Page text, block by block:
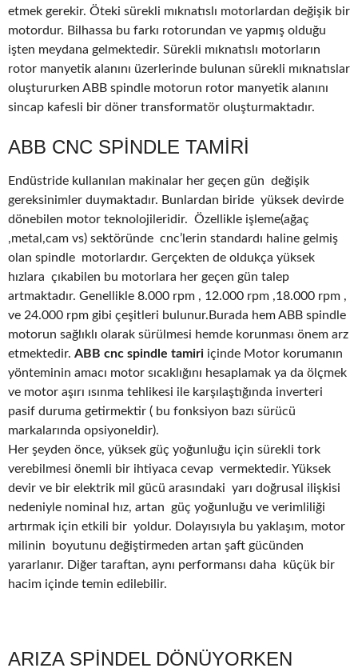
etmek gerekir. Öteki sürekli mıknatıslı motorlardan değişik bir
motordur. Bilhassa bu farkı rotorundan ve yapmış olduğu
işten meydana gelmektedir. Sürekli mıknatıslı motorların
rotor manyetik alanını üzerlerinde bulunan sürekli mıknatıslar
oluştururken ABB spindle motorun rotor manyetik alanını
sincap kafesli bir döner transformatör oluşturmaktadır.
ABB CNC SPINDLE TAMIRI
Endüstride kullanılan makinalar her geçen gün değişik
gereksinimler duymaktadır. Bunlardan biride yüksek devirde
dönebilen motor teknolojileridir. Özellikle işleme(ağaç
,metal,cam vs) sektöründe cnc’lerin standardı haline gelmiş
olan spindle motorlardır. Gerçekten de oldukça yüksek
hızlara çıkabilen bu motorlara her geçen gün talep
artmaktadır. Genellikle 8.000 rpm , 12.000 rpm ,18.000 rpm ,
ve 24.000 rpm gibi çeşitleri bulunur.Burada hem ABB spindle
motorun sağlıklı olarak sürülmesi hemde korunması önem arz
etmektedir. ABB cnc spindle tamiri içinde Motor korumanın
yönteminin amacı motor sıcaklığını hesaplamak ya da ölçmek
ve motor aşırı ısınma tehlikesi ile karşılaştığında inverteri
pasif duruma getirmektir ( bu fonksiyon bazı sürücü
markalarında opsiyoneldir).
Her şeyden önce, yüksek güç yoğunluğu için sürekli tork
verebilmesi önemli bir ihtiyaca cevap vermektedir. Yüksek
devir ve bir elektrik mil gücü arasındaki yarı doğrusal ilişkisi
nedeniyle nominal hız, artan güç yoğunluğu ve verimliliği
artırmak için etkili bir yoldur. Dolayısıyla bu yaklaşım, motor
milinin boyutunu değiştirmeden artan şaft gücünden
yararlanır. Diğer taraftan, aynı performansı daha küçük bir
hacim içinde temin edilebilir.
ARIZA SPİNDEL DÖNÜYORKEN